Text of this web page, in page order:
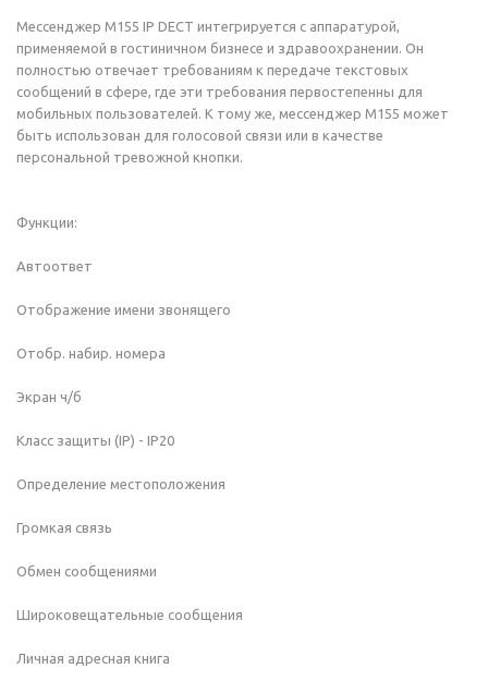
Мессенджер M155 IP DECT интегрируется с аппаратурой,
применяемой в гостиничном бизнесе и здравоохранении. Он
полностью отвечает требованиям к передаче текстовых
сообщений в сфере, где эти требования первостепенны для
мобильных пользователей. К тому же, мессенджер M155 может
быть использован для голосовой связи или в качестве
персональной тревожной кнопки.
Функции:
Автоответ
Отображение имени звонящего
Отобр. набир. номера
Экран ч/б
Класс защиты (IP) - IP20
Определение местоположения
Громкая связь
Обмен сообщениями
Широковещательные сообщения
Личная адресная книга